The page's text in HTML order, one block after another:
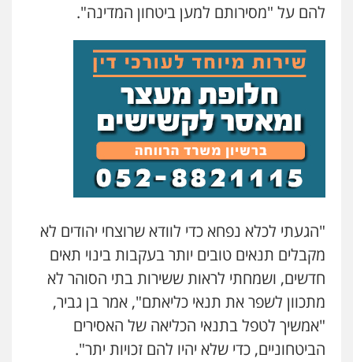
פלילי עורכי דין לענייני אסירים מעצרים
סמים רכוש
0548009246
עו"ד אלון ארז
פלילי צבאי סמים אלימות במשפחה
לבן
0507368203
פלילי מעצרים וחקירות עבירות המתה עורכי
דין לענייני אסירים
0507913332
גיא זהבי משרד עורכי דין
פלילי משפחה
503456449
להם על "מסירותם למען ביטחון המדינה".
"הגעתי לכלא נפחא כדי לוודא שרוצחי יהודים לא
מקבלים תנאים טובים יותר בעקבות בינוי תאים
חדשים, ושמחתי לראות ששירות בתי הסוהר לא
מתכוון לשפר את תנאי כליאתם", אמר בן גביר,
"אמשיך לטפל בתנאי הכליאה של האסירים
הביטחוניים, כדי שלא יהיו להם זכויות יתר".